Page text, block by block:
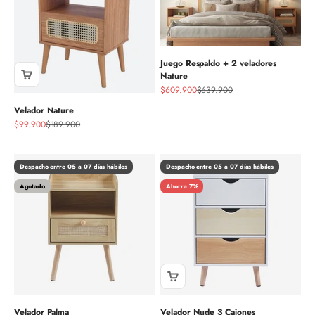
Velador Nature
Precio de oferta
$99.900Precio normal
$189.900
Juego Respaldo + 2 veladores
Nature
Precio de oferta
$609.900Precio normal
$639.900
Despacho entre 05 a 07 días hábiles
Agotado
Velador Palma
Despacho entre 05 a 07 días hábiles
Ahorra 7%
Velador Nude 3 Cajones